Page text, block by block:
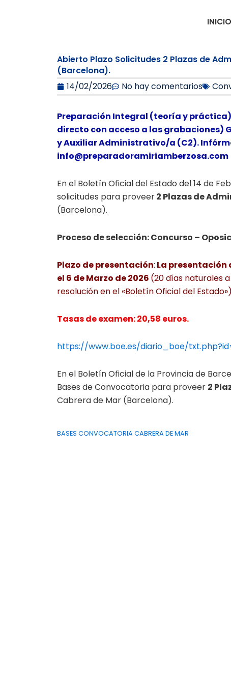
INICIO
Abierto Plazo Solicitudes 2 Plazas de
(Barcelona).
14/02/2026
No hay comentarios
Preparación Integral (teoría y
directo con acceso a las grabaciones)
y Auxiliar Administrativo/a (C2).
info@preparadoramiriamberzosa.com
En el Boletín Oficial del Estado del 14 de
solicitudes para proveer2 Plazas de
(Barcelona).
Proceso de selección: Concurso –
Plazo de presentación: La presentación
el 6 de Marzo de 2026 (20 días naturales
resolución en el «Boletín Oficial del
Tasas de examen: 20,58 euros.
https://www.boe.es/diario_boe/
En el Boletín Oficial de la Provincia de
Bases de Convocatoria para proveer 2
Cabrera de Mar (Barcelona).
BASES CONVOCATORIA CABRERA DE MAR